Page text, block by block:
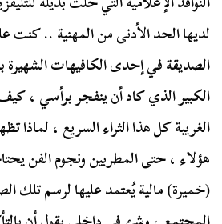
لديها الحد الأدنى من المهنية .. كنت
الصديقة في إحدى الكافيهات الشهيرة
الكبير الذي كاد أن ينفجر برأسي ،
الغريبة كل هذا الثراء السريع ، لماذا
هؤلاء ، حتى المطربين ونجوم الفن
(خميرة) مالية يُعتمد عليها لرسم تلك